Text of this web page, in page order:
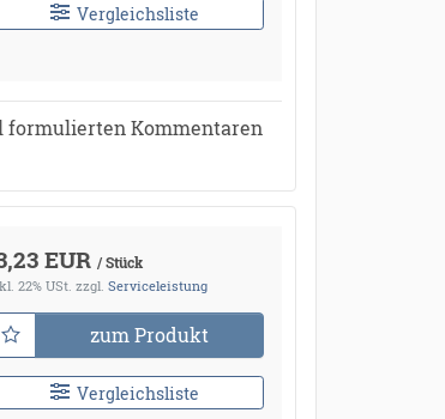
Vergleichsliste
formulierten Kommentaren
EUR / Stück
22% USt. zzgl. Serviceleistung
zum Produkt
Vergleichsliste